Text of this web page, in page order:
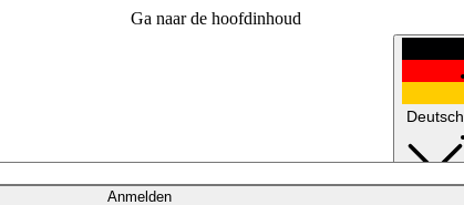
Ga naar de hoofdinhoud
Anmelden
Deutsch